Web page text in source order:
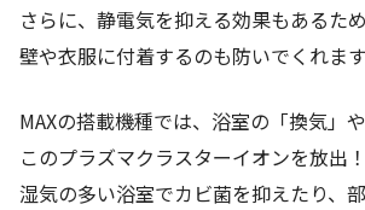
さらに、静電気を抑える効果もあるた
壁や衣服に付着するのも防いでくれます
MAXの搭載機種では、浴室の「換気」
このプラズマクラスターイオンを放出！
湿気の多い浴室でカビ菌を抑えたり、